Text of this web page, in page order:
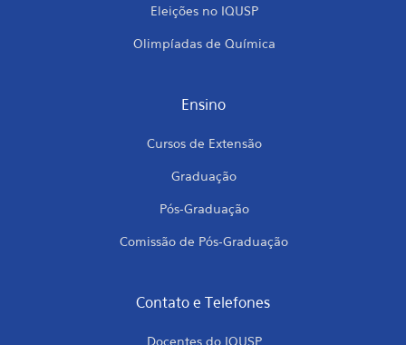
Eleições no IQUSP
Olimpíadas de Química
Ensino
Cursos de Extensão
Graduação
Pós-Graduação
Comissão de Pós-Graduação
Contato e Telefones
Docentes do IQUSP